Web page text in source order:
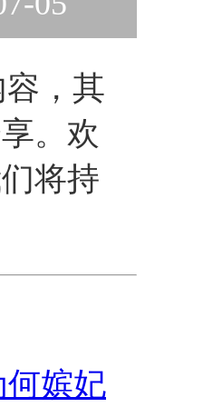
，其
。欢
将持
嫔妃